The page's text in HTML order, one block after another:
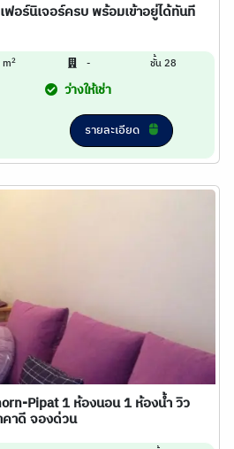
ฟอร์นิเจอร์ครบ พร้อมเข้าอยู่ได้ทันที
2 - ชั้น 28
ว่างให้เช่า
รายละเอียด
Pipat 1 ห้องนอน 1 ห้องน้ำ วิว
คาดี จองด่วน